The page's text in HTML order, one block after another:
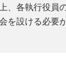
、各執行役員
を設ける必要